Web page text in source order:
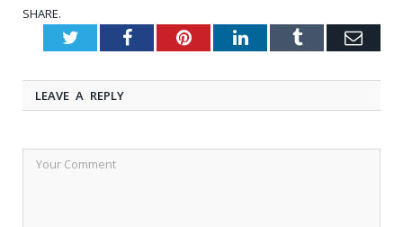
SHARE.
TwitterFacebookPinterestLinkedInTumblr
LEAVE A REPLY